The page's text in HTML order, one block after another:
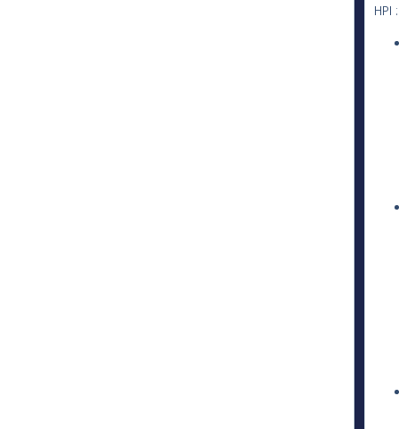
HPI :